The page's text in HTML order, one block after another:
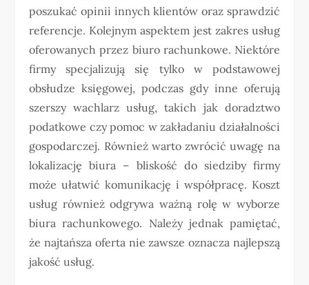
poszukać opinii innych klientów oraz sprawdzić
referencje. Kolejnym aspektem jest zakres usług
oferowanych przez biuro rachunkowe. Niektóre
firmy specjalizują się tylko w podstawowej
obsłudze księgowej, podczas gdy inne oferują
szerszy wachlarz usług, takich jak doradztwo
podatkowe czy pomoc w zakładaniu działalności
gospodarczej. Również warto zwrócić uwagę na
lokalizację biura – bliskość do siedziby firmy
może ułatwić komunikację i współpracę. Koszt
usług również odgrywa ważną rolę w wyborze
biura rachunkowego. Należy jednak pamiętać,
że najtańsza oferta nie zawsze oznacza najlepszą
jakość usług.